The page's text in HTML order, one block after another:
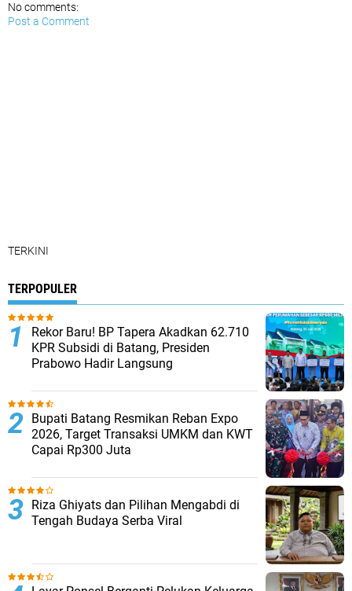
No comments:
Post a Comment
TERKINI
TERPOPULER
Rekor Baru! BP Tapera Akadkan 62.710
KPR Subsidi di Batang, Presiden
Prabowo Hadir Langsung
Bupati Batang Resmikan Reban Expo
2026, Target Transaksi UMKM dan KWT
Capai Rp300 Juta
Riza Ghiyats dan Pilihan Mengabdi di
Tengah Budaya Serba Viral